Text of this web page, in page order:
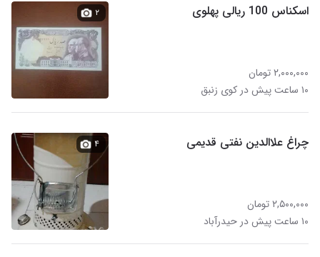
اسکناس 100 ریالی پهلوی
۲,۰۰۰,۰۰۰ تومان
۱۰ ساعت پیش در کوی زنبق
۲
چراغ علاالدین نفتی قدیمی
۲,۵۰۰,۰۰۰ تومان
۱۰ ساعت پیش در حیدرآباد
۴